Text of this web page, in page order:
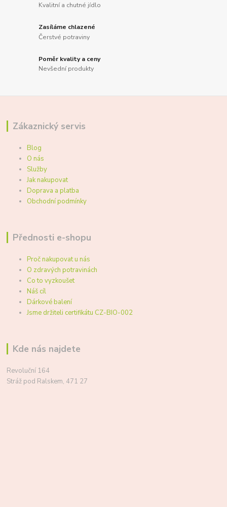
Kvalitní a chutné jídlo
Zasíláme chlazené
Čerstvé potraviny
Poměr kvality a ceny
Nevšední produkty
Zákaznický servis
Blog
O nás
Služby
Jak nakupovat
Doprava a platba
Obchodní podmínky
Přednosti e-shopu
Proč nakupovat u nás
O zdravých potravinách
Co to vyzkoušet
Náš cíl
Dárkové balení
Jsme držiteli certifikátu CZ-BIO-002
Kde nás najdete
Revoluční 164
Stráž pod Ralskem, 471 27